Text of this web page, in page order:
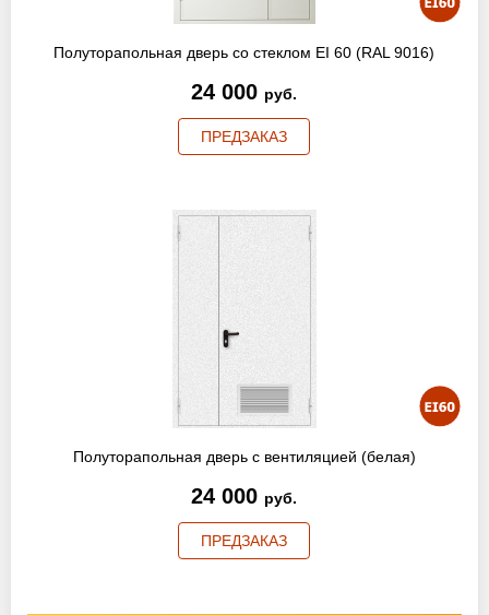
Полуторапольная дверь со стеклом EI 60 (RAL 9016)
24 000 руб.
ПРЕДЗАКАЗ
Полуторапольная дверь с вентиляцией (белая)
24 000 руб.
ПРЕДЗАКАЗ